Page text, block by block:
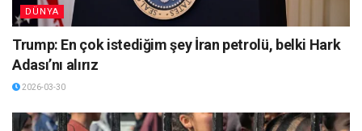
DÜNYA
Trump: En çok istediğim şey İran petrolü, belki Hark
Adası’nı alırız
2026-03-30